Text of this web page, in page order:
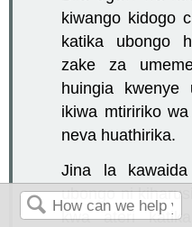
kiwango kidogo
katika ubongo
zake za
huingia kwenye
ikiwa mtiririko
neva huathirika.
Jina la
ubongo ni
kwa ateri